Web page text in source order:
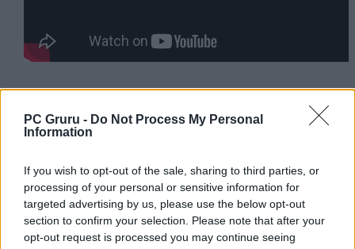
PC Gruru - Do Not Process My Personal
Information
If you wish to opt-out of the sale, sharing to third parties, or
processing of your personal or sensitive information for
targeted advertising by us, please use the below opt-out
section to confirm your selection. Please note that after your
opt-out request is processed you may continue seeing